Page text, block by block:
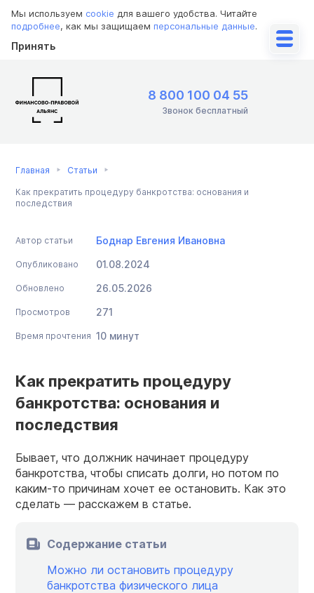
Мы используем cookie для вашего удобства. Читайте
подробнее, как мы защищаем персональные данные.
Принять
8 800 100 04 55
Звонок бесплатный
Главная Статьи
Как прекратить процедуру банкротства: основания и
последствия
Автор статьи Боднар Евгения Ивановна
Опубликовано 01.08.2024
Обновлено 26.05.2026
Просмотров 271
Время прочтения 10 минут
Как прекратить процедуру
банкротства: основания и
последствия
Бывает, что должник начинает процедуру
банкротства, чтобы списать долги, но потом по
каким-то причинам хочет ее остановить. Как это
сделать — расскажем в статье.
Содержание статьи
Можно ли остановить процедуру
банкротства физического лица